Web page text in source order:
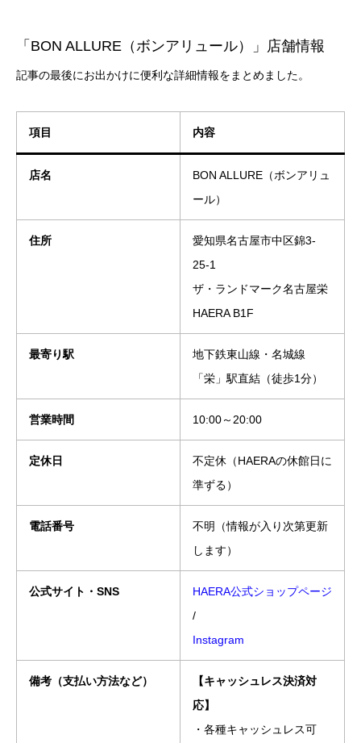
「BON ALLURE（ボンアリュール）」店舗情報
記事の最後にお出かけに便利な詳細情報をまとめました。
項目 内容
店名
BON ALLURE（ボンアリュ
ール）
住所
愛知県名古屋市中区錦3-
25-1
ザ・ランドマーク名古屋栄
HAERA B1F
最寄り駅
地下鉄東山線・名城線
「栄」駅直結（徒歩1分）
営業時間 10:00～20:00
定休日
不定休（HAERAの休館日に
準ずる）
電話番号
不明（情報が入り次第更新
します）
公式サイト・SNS
HAERA公式ショップページ
/
Instagram
備考（支払い方法など）
【キャッシュレス決済対
応】
・各種キャッシュレス可